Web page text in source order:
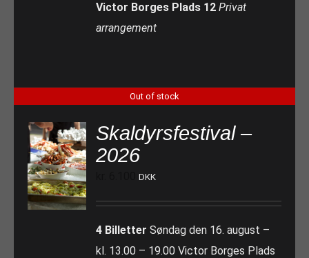
Victor Borges Plads 12 Privat
arrangement
Out of stock
Skaldyrsfestival –
2026
DKK
4 Billetter Søndag den 16. august –
kl. 13.00 – 19.00 Victor Borges Plads